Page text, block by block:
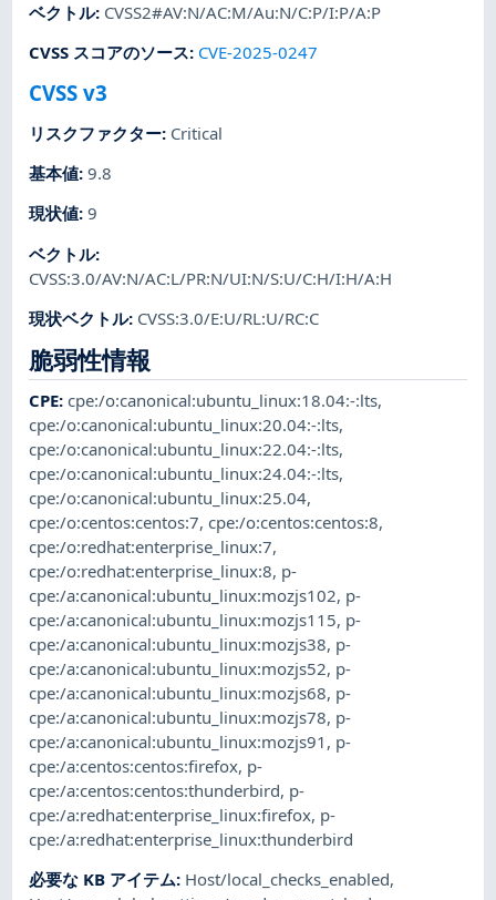
ベクトル: CVSS2#AV:N/AC:M/Au:N/C:P/I:P/A:P
CVSS スコアのソース: CVE-2025-0247
CVSS v3
リスクファクター: Critical
基本値:9.8
現状値:9
ベクトル:
CVSS:3.0/AV:N/AC:L/PR:N/UI:N/S:U/C:H/I:H/A:H
現状ベクトル: CVSS:3.0/E:U/RL:U/RC:C
脆弱性情報
CPE:cpe:/o:canonical:ubuntu_linux:18.04:-:lts,
cpe:/o:canonical:ubuntu_linux:20.04:-:lts,
cpe:/o:canonical:ubuntu_linux:22.04:-:lts,
cpe:/o:canonical:ubuntu_linux:24.04:-:lts,
cpe:/o:canonical:ubuntu_linux:25.04,
cpe:/o:centos:centos:7,cpe:/o:centos:centos:8,
cpe:/o:redhat:enterprise_linux:7,
cpe:/o:redhat:enterprise_linux:8, p-
cpe:/a:canonical:ubuntu_linux:mozjs102, p-
cpe:/a:canonical:ubuntu_linux:mozjs115, p-
cpe:/a:canonical:ubuntu_linux:mozjs38, p-
cpe:/a:canonical:ubuntu_linux:mozjs52, p-
cpe:/a:canonical:ubuntu_linux:mozjs68, p-
cpe:/a:canonical:ubuntu_linux:mozjs78, p-
cpe:/a:canonical:ubuntu_linux:mozjs91 , p-
cpe:/a:centos:centos:firefox, p-
cpe:/a:centos:centos:thunderbird, p-
cpe:/a:redhat:enterprise_linux:firefox, p-
cpe:/a:redhat:enterprise_linux:thunderbird
必要な KB アイテム: Host/local_checks_enabled,